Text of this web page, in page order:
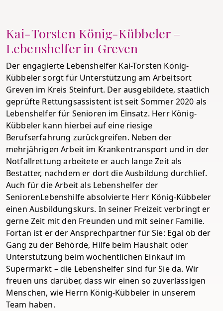
Kai-Torsten König-Kübbeler –
Lebenshelfer in Greven
Der engagierte Lebenshelfer Kai-Torsten König-
Kübbeler sorgt für Unterstützung am Arbeitsort
Greven im Kreis Steinfurt. Der ausgebildete, staatlich
geprüfte Rettungsassistent ist seit Sommer 2020 als
Lebenshelfer für Senioren im Einsatz. Herr König-
Kübbeler kann hierbei auf eine riesige
Berufserfahrung zurückgreifen. Neben der
mehrjährigen Arbeit im Krankentransport und in der
Notfallrettung arbeitete er auch lange Zeit als
Bestatter, nachdem er dort die Ausbildung durchlief.
Auch für die Arbeit als Lebenshelfer der
SeniorenLebenshilfe absolvierte Herr König-Kübbeler
einen Ausbildungskurs. In seiner Freizeit verbringt er
gerne Zeit mit den Freunden und mit seiner Familie.
Fortan ist er der Ansprechpartner für Sie: Egal ob der
Gang zu der Behörde, Hilfe beim Haushalt oder
Unterstützung beim wöchentlichen Einkauf im
Supermarkt – die Lebenshelfer sind für Sie da. Wir
freuen uns darüber, dass wir einen so zuverlässigen
Menschen, wie Herrn König-Kübbeler in unserem
Team haben.